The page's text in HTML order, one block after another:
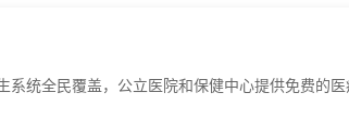
系统全民覆盖，公立医院和保健中心提供免费的